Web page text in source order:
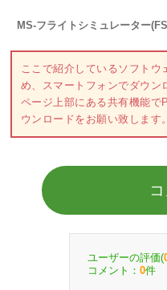
MS-フライトシミュレーター
ここで紹介しているソフトウ
め、スマートフォンでダウン
ページ上部にある共有機能で
ウンロードをお願い致します。
ユーザーの評価(
コメント： 0件